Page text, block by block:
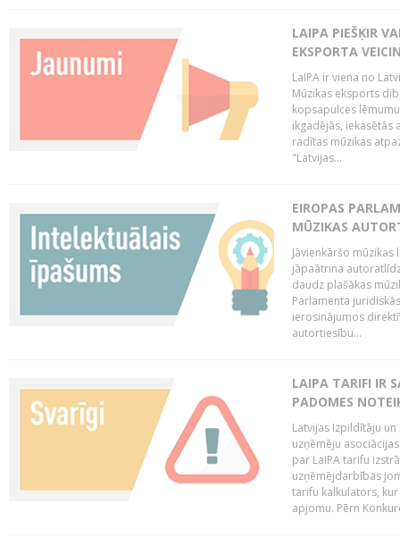
LAIPA PIEŠĶIR
EKSPORTA
LaIPA ir viena no
Mūzikas eksports
kopsapulces
ikgadējās, iekasētās
radītas mūzikas
"Latvijas...
EIROPAS
MŪZIKAS
Jāvienkāršo
jāpaātrina
daudz plašākas
Parlamenta
ierosinājumos
autortiesību...
LAIPA TARIFI IR
PADOMES
Latvijas Izpildītāju
uzņēmēju
par LaIPA tarifu
uzņēmējdarbības
tarifu kalkulators,
apjomu. Pērn